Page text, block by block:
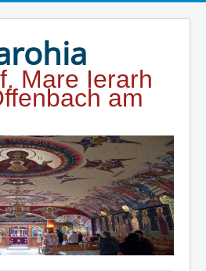
Mare Ierarh
am